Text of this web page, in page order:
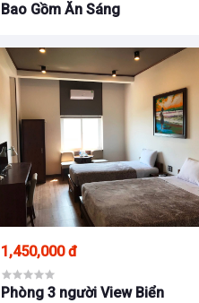
Bao Gồm Ăn Sáng
1,450,000 đ
Phòng 3 người View Biển